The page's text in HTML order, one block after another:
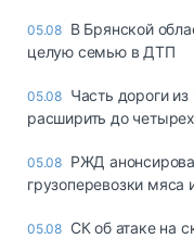
05.08 В Брянской
целую семью в ДТП
05.08 Часть дороги
расширить до
05.08 РЖД
грузоперевозки мяса
05.08 СК об атаке на